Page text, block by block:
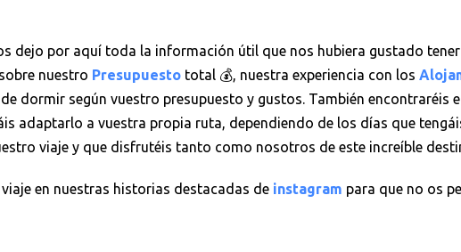
dejo por aquí toda la información útil que nos hubiera gustado tener
nuestro Presupuesto total 💰, nuestra experiencia con los
dormir según vuestro presupuesto y gustos. También encontraréis
adaptarlo a vuestra propia ruta, dependiendo de los días que
viaje y que disfrutéis tanto como nosotros de este increíble
en nuestras historias destacadas de instagram para que no os